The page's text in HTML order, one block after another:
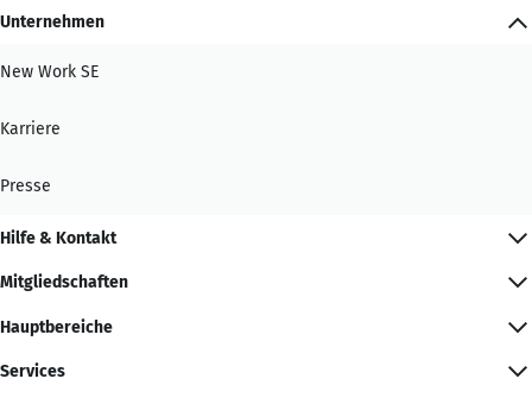
Unternehmen
New Work SE
Karriere
Presse
Hilfe & Kontakt
Mitgliedschaften
Hauptbereiche
Services